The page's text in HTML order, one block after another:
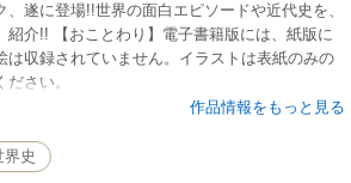
遂に登場!!世界の面白エピソードや近代史を、
紹介!! 【おことわり】電子書籍版には、紙版に
は収録されていません。イラストは表紙のみの
さい。
作品情報をもっと見る
界史